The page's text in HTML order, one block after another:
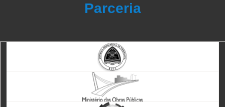
Parceria